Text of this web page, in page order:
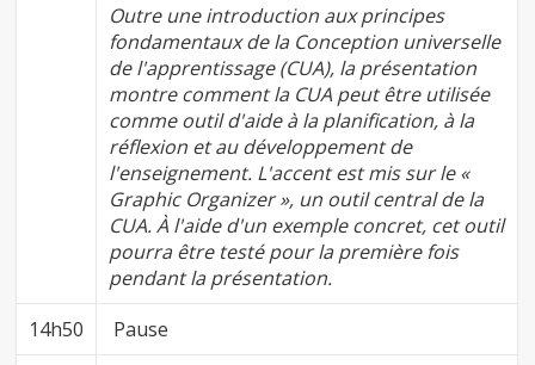
Outre une introduction aux principes
fondamentaux de la Conception universelle
de l'apprentissage (CUA), la présentation
montre comment la CUA peut être utilisée
comme outil d'aide à la planification, à la
réflexion et au développement de
l'enseignement. L'accent est mis sur le «
Graphic Organizer », un outil central de la
CUA. À l'aide d'un exemple concret, cet outil
pourra être testé pour la première fois
pendant la présentation.
14h50
Pause